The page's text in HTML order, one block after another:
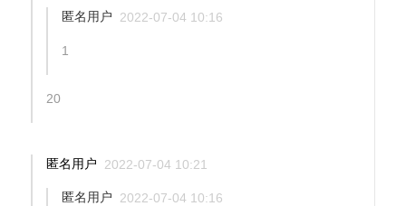
匿名用户 2022-07-04 10:16
1
20
匿名用户 2022-07-04 10:21
匿名用户 2022-07-04 10:16